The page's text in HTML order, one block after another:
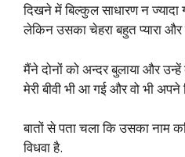
दिखने में बिल्कुल साधारण न ज्यादा
लेकिन उसका चेहरा बहुत प्यारा और
मैंने दोनों को अन्दर बुलाया और
मेरी बीवी भी आ गई और वो भी
बातों से पता चला कि उसका नाम
विधवा है.